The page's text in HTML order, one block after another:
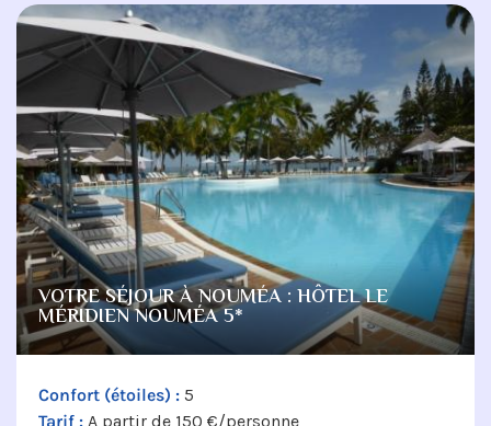
VOTRE SÉJOUR À NOUMÉA : HÔTEL LE
MÉRIDIEN NOUMÉA 5*
Confort (étoiles) : 5
Tarif : A partir de 150 €/personne